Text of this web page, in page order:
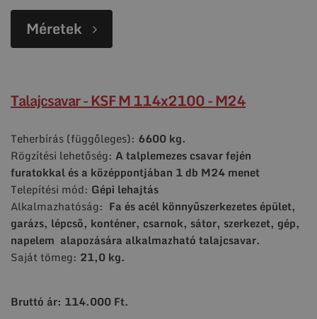
Méretek
Talajcsavar - KSF M 114x2100 - M24
Teherbírás (függőleges): 6600 kg.
Rögzítési lehetőség: A talplemezes csavar fején
furatokkal és a középpontjában 1 db M24 menet
Telepítési mód: Gépi lehajtás
Alkalmazhatóság: Fa és acél könnyűszerkezetes épület,
garázs, lépcső, konténer, csarnok, sátor, szerkezet, gép,
napelem alapozására alkalmazható talajcsavar.
Saját tömeg: 21,0 kg.
Bruttó ár: 114.000 Ft.